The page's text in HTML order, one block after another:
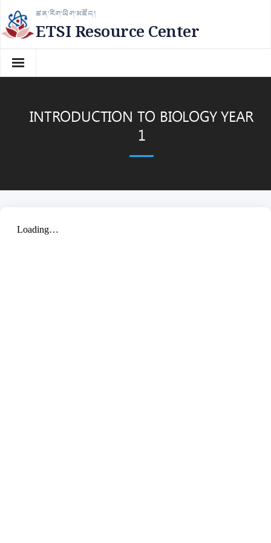
Skip
to
content
ཚན་རིག་ཡིག་མཛོད།
ETSI Resource Center
INTRODUCTION TO BIOLOGY YEAR
1